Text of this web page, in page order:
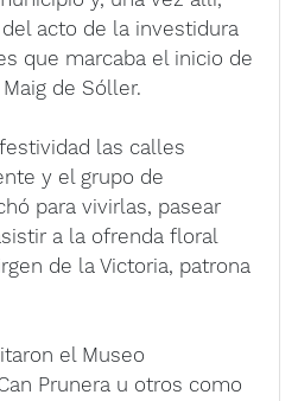
acto de la investidura
que marcaba el inicio de
de Sóller.
las calles
y el grupo de
para vivirlas, pasear
a la ofrenda floral
de la Victoria, patrona
el Museo
Prunera u otros como